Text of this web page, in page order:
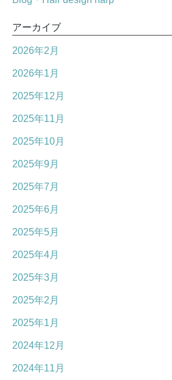
アーカイブ
2026年2月
2026年1月
2025年12月
2025年11月
2025年10月
2025年9月
2025年7月
2025年6月
2025年5月
2025年4月
2025年3月
2025年2月
2025年1月
2024年12月
2024年11月